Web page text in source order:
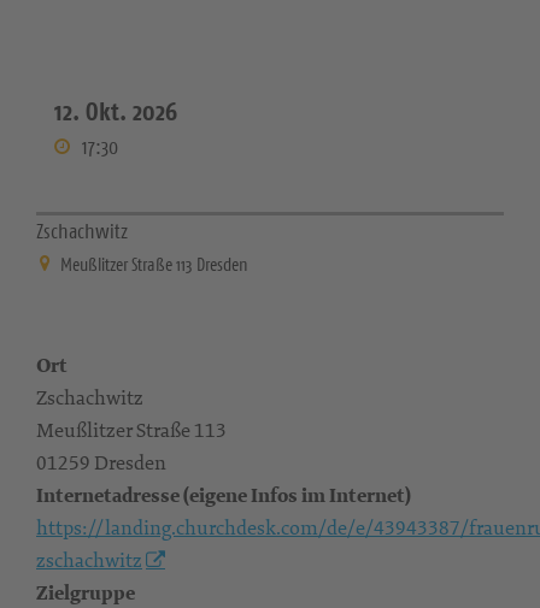
12. Okt. 2026
17:30
Zschachwitz
Meußlitzer Straße 113 Dresden
Ort
Zschachwitz
Meußlitzer Straße 113
01259 Dresden
Internetadresse (eigene Infos im Internet)
https://landing.churchdesk.com/de/e/43943387/
zschachwitz
Zielgruppe